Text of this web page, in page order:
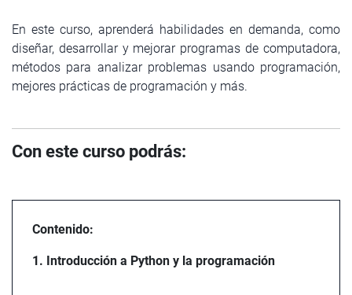
En este curso, aprenderá habilidades en demanda, como
diseñar, desarrollar y mejorar programas de computadora,
métodos para analizar problemas usando programación,
mejores prácticas de programación y más.
Con este curso podrás:
Contenido:
1. Introducción a Python y la programación